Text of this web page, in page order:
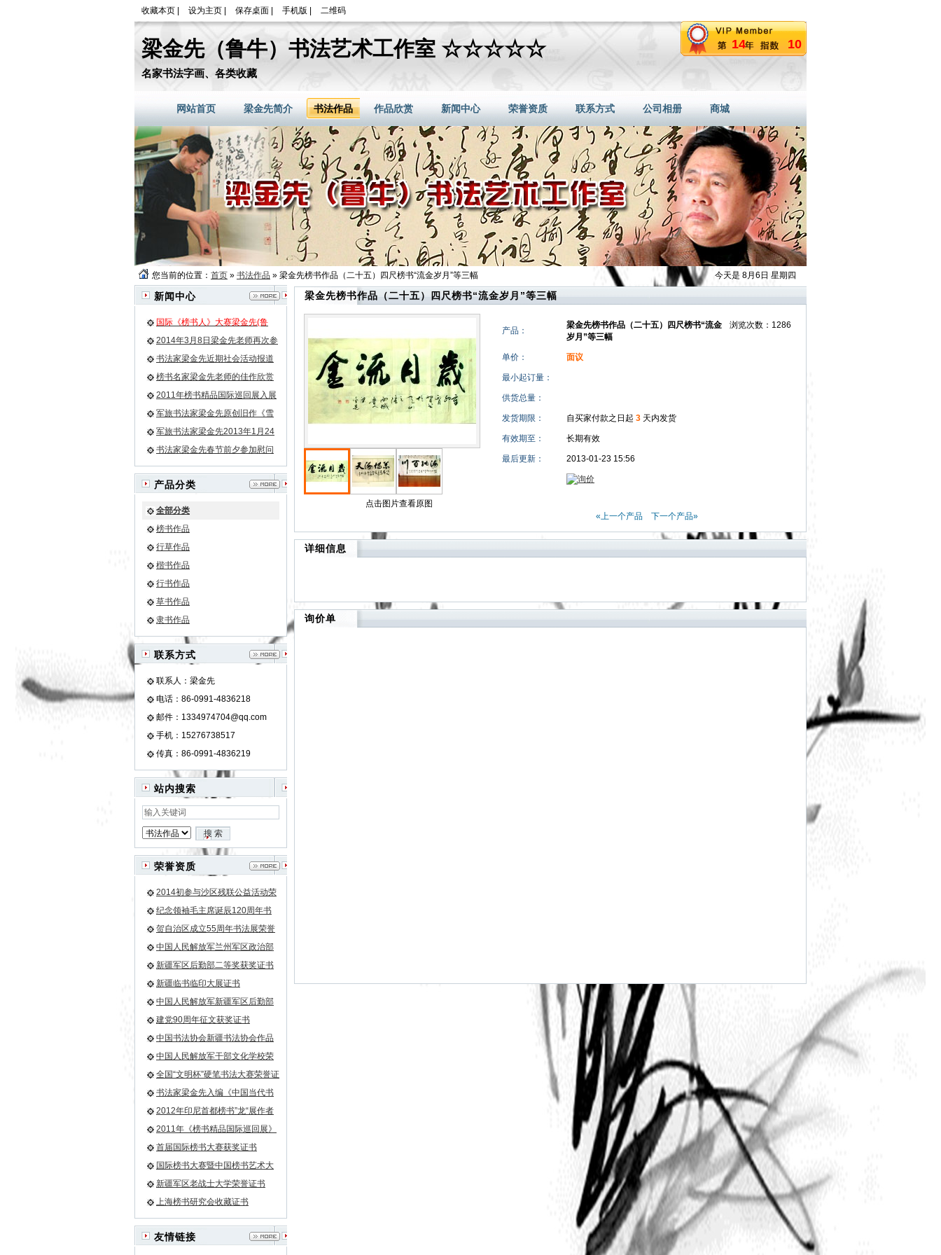
收藏本页 设为主页 保存桌面 手机版 二维码
14 10
梁金先（鲁牛）书法艺术工作室 ☆☆☆☆☆
名家书法字画、各类收藏
网站首页 梁金先简介 书法作品 作品欣赏 新闻中心 荣誉资质 联系方式 公司相册 商城
今天是 8月6日 星期四
您当前的位置： 首页 » 书法作品 » 梁金先榜书作品（二十五）四尺榜书“流金岁月”等三幅
新闻中心
国际《榜书人》大赛梁金先(鲁
牛）老师荣膺榜书第一名小字第
二名
2014年3月8日梁金先老师再次参
加残联畅想艺术团活动
书法家梁金先近期社会活动报道
榜书名家梁金先老师的佳作欣赏
之《龙》等
2011年榜书精品国际巡回展入展
名单
军旅书法家梁金先原创旧作《雪
花》
军旅书法家梁金先2013年1月24
日再次为驻军某团挥豪泼墨
书法家梁金先春节前夕参加慰问
驻军部队官兵的活动
产品分类
全部分类
榜书作品
行草作品
楷书作品
行书作品
草书作品
隶书作品
联系方式
联系人：梁金先
电话：86-0991-4836218
邮件：1334974704@qq.com
手机：15276738517
传真：86-0991-4836219
站内搜索
荣誉资质
2014初参与沙区残联公益活动荣
誉证书
纪念领袖毛主席诞辰120周年书
法作品邀请展金奖荣誉证书
贺自治区成立55周年书法展荣誉
证书
中国人民解放军兰州军区政治部
一等奖荣誉证书
新疆军区后勤部二等奖获奖证书
新疆临书临印大展证书
中国人民解放军新疆军区后勤部
荣誉证书
建党90周年征文获奖证书
中国书法协会新疆书法协会作品
入选证书
中国人民解放军干部文化学校荣
誉证书
全国“文明杯”硬笔书法大赛荣誉证
书
书法家梁金先入编《中国当代书
画家大辞典》
2012年印尼首都榜书”龙“展作者
—梁金先
2011年《榜书精品国际巡回展》
第一名
首届国际榜书大赛获奖证书
国际榜书大赛暨中国榜书艺术大
论坛收藏证书
新疆军区老战士大学荣誉证书
上海榜书研究会收藏证书
友情链接
梁金先榜书作品（二十五）四尺榜书“流金岁月”等三幅
点击图片查看原图
产品：
浏览次数：1286
梁金先榜书作品（二十五）四尺榜书“流金
岁月”等三幅
单价： 面议
最小起订量：
供货总量：
发货期限： 自买家付款之日起 3 天内发货
有效期至： 长期有效
最后更新： 2013-01-23 15:56
«上一个产品 下一个产品»
详细信息
询价单